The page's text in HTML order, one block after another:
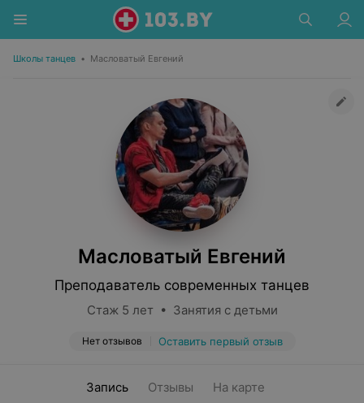
Школы танцев • Масловатый Евгений
Масловатый Евгений
Преподаватель современных танцев
Стаж 5 лет • Занятия с детьми
Нет отзывов Оставить первый отзыв
Запись Отзывы На карте